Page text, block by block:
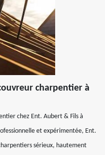
charpentier à
chez Ent. Aubert & Fils à
et expérimentée, Ent.
sérieux, hautement